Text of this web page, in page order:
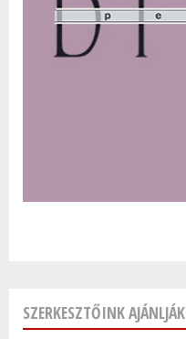
SZERKESZTŐINK AJÁNLJÁK